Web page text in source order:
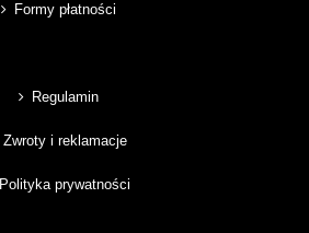
Formy płatności
Regulamin
Zwroty i reklamacje
Polityka prywatności